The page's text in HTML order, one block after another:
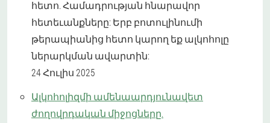
հետո. Համադրության հնարավոր
հետեւանքները: Երբ բոտուլինումի
թերապիանից հետո կարող եք ալկոհոլը
ներարկման ավարտին:
24 Հուլիս 2025
Ալկոհոլիզմի ամենաարդյունավետ
ժողովրդական միջոցները.